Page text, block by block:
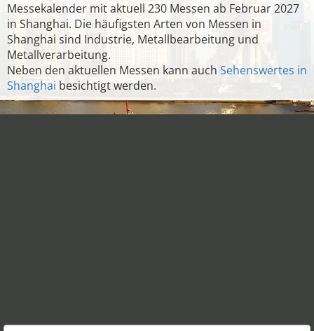
Messekalender mit aktuell 230 Messen ab Februar 2027
in Shanghai. Die häufigsten Arten von Messen in
Shanghai sind Industrie, Metallbearbeitung und
Metallverarbeitung.
Neben den aktuellen Messen kann auch Sehenswertes in
Shanghai besichtigt werden.